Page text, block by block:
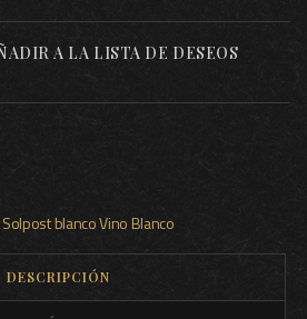
A LA LISTA DE DESEOS
Solpost blancoVino Blanco
DESCRIPCIÓN